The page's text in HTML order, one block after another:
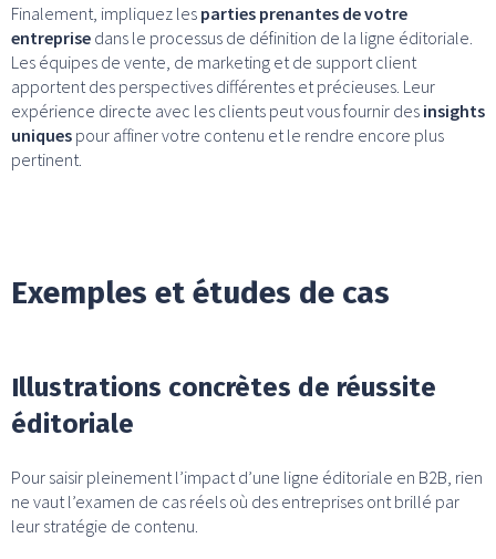
Finalement, impliquez les parties prenantes de votre
entreprise dans le processus de définition de la ligne éditoriale.
Les équipes de vente, de marketing et de support client
apportent des perspectives différentes et précieuses. Leur
expérience directe avec les clients peut vous fournir des insights
uniques pour affiner votre contenu et le rendre encore plus
pertinent.
Exemples et études de cas
Illustrations concrètes de réussite
éditoriale
Pour saisir pleinement l’impact d’une ligne éditoriale en B2B, rien
ne vaut l’examen de cas réels où des entreprises ont brillé par
leur stratégie de contenu.